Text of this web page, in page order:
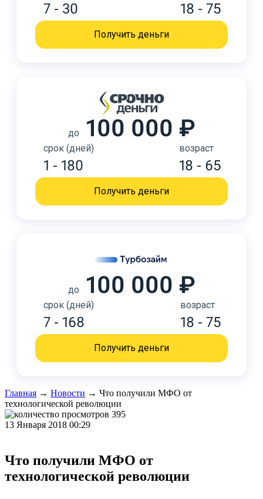
7 - 30 18 - 75
Получить деньги
до 100 000 ₽
срок (дней)
1 - 180
возраст
18 - 65
Получить деньги
до 100 000 ₽
срок (дней)
7 - 168
возраст
18 - 75
Получить деньги
Главная → Новости → ​Что получили МФО от
технологической революции
395
13 Января 2018 00:29
​Что получили МФО от
технологической революции